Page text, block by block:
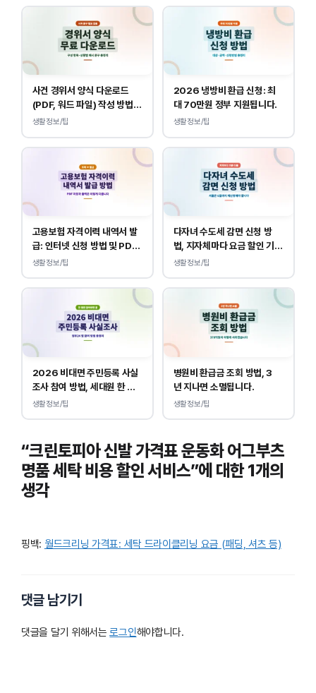
사건 경위서 양식 다운로드
(PDF, 워드 파일) 작성 방법
및 예시
생활정보/팁
2026 냉방비 환급 신청: 최
대 70만원 정부 지원됩니다.
생활정보/팁
고용보험 자격이력 내역서 발
급: 인터넷 신청 방법 및 PDF
양식 출력
생활정보/팁
다자녀 수도세 감면 신청 방
법, 지자체마다 요금 할인 기준
이 다릅니다.
생활정보/팁
2026 비대면 주민등록 사실
조사 참여 방법, 세대원 한 명
만 하면 됩니다.
생활정보/팁
병원비 환급금 조회 방법, 3
년 지나면 소멸됩니다.
생활정보/팁
“크린토피아 신발 가격표 운동화 어그부츠
명품 세탁 비용 할인 서비스”에 대한 1개의
생각
핑백: 월드크리닝 가격표: 세탁 드라이클리닝 요금 (패딩, 셔츠 등)
댓글 남기기
댓글을 달기 위해서는로그인해야합니다.